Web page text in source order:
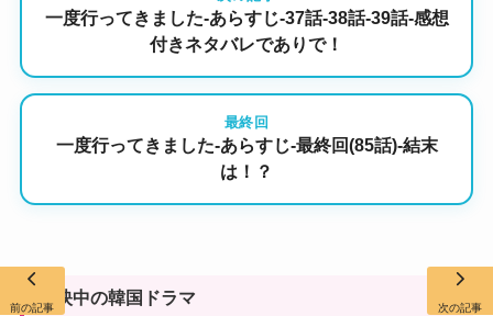
一度行ってきました-あらすじ-37話-38話-39話-感想
付きネタバレでありで！
最終回
一度行ってきました-あらすじ-最終回(85話)-結末
は！？
放映中の韓国ドラマ
前の記事 次の記事